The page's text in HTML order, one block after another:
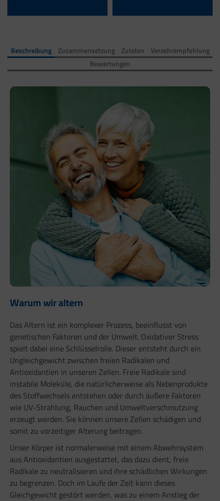
Beschreibung Zusammensetzung Zutaten
Verzehrempfehlung
Bewertungen
Warum wir altern
Das Altern ist ein komplexer Prozess, beeinflusst von
genetischen Faktoren und der Umwelt. Oxidativer Stress
spielt dabei eine Schlüsselrolle. Dieser entsteht durch ein
Ungleichgewicht zwischen freien Radikalen und
Antioxidantien in unseren Zellen. Freie Radikale sind
instabile Moleküle, die natürlicherweise als Nebenprodukte
des Stoffwechsels entstehen oder durch äußere Faktoren
wie UV-Strahlung, Rauchen und Umweltverschmutzung
erzeugt werden. Sie können unsere Zellen schädigen und
somit zu vorzeitiger Alterung beitragen.
Unser Körper ist normalerweise mit einem Abwehrsystem
aus Antioxidantien ausgestattet, das dazu dient, freie
Radikale zu neutralisieren und ihre schädlichen Wirkungen
zu begrenzen. Doch im Laufe der Zeit kann dieses
Gleichgewicht gestört werden, was zu einem Anstieg der